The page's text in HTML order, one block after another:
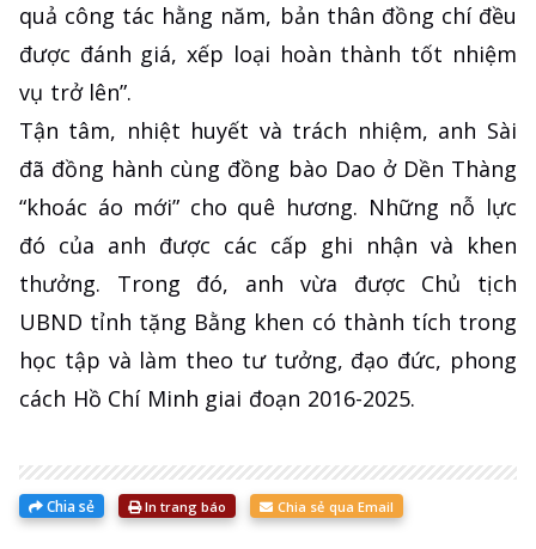
quả công tác hằng năm, bản thân đồng chí đều
được đánh giá, xếp loại hoàn thành tốt nhiệm
vụ trở lên”.
Tận tâm, nhiệt huyết và trách nhiệm, anh Sài
đã đồng hành cùng đồng bào Dao ở Dền Thàng
“khoác áo mới” cho quê hương. Những nỗ lực
đó của anh được các cấp ghi nhận và khen
thưởng. Trong đó, anh vừa được Chủ tịch
UBND tỉnh tặng Bằng khen có thành tích trong
học tập và làm theo tư tưởng, đạo đức, phong
cách Hồ Chí Minh giai đoạn 2016-2025.
Chia sẻ In trang báo Chia sẻ qua Email